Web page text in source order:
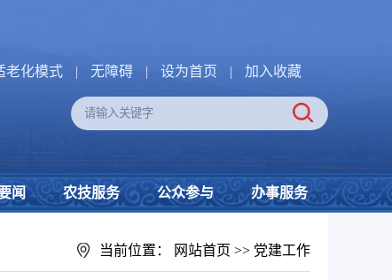
老化模式 | 无障碍 | 设为首页 | 加入收藏
闻 农技服务 公众参与 办事服务
当前位置： 网站首页 >> 党建工作